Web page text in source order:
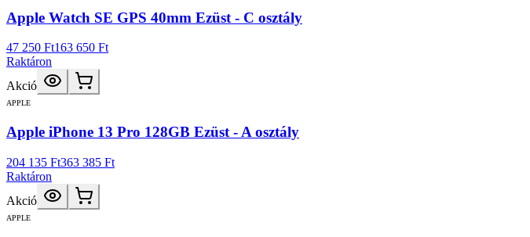
Apple Watch SE GPS 40mm Ezüst - C osztály
47 250 Ft163 650 Ft
Raktáron
Akció
APPLE
Apple iPhone 13 Pro 128GB Ezüst - A osztály
204 135 Ft363 385 Ft
Raktáron
Akció
APPLE